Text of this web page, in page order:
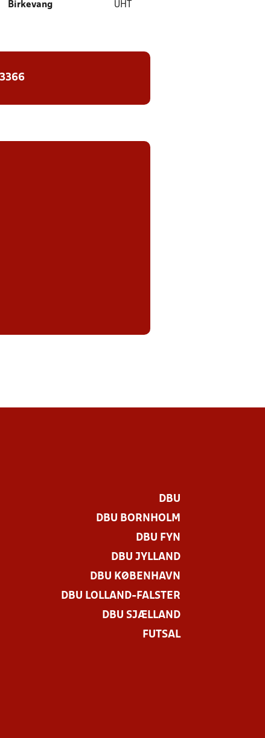
Birkevang UHT
DBU
DBU BORNHOLM
DBU FYN
DBU JYLLAND
DBU KØBENHAVN
DBU LOLLAND-FALSTER
DBU SJÆLLAND
FUTSAL